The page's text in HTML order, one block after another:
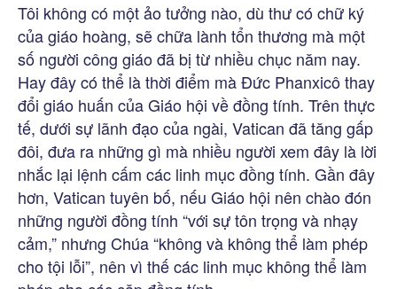
Tôi không có một ảo tưởng nào, dù thư có chữ ký
của giáo hoàng, sẽ chữa lành tổn thương mà một
số người công giáo đã bị từ nhiều chục năm nay.
Hay đây có thể là thời điểm mà Đức Phanxicô thay
đổi giáo huấn của Giáo hội về đồng tính. Trên thực
tế, dưới sự lãnh đạo của ngài, Vatican đã tăng gấp
đôi, đưa ra những gì mà nhiều người xem đây là lời
nhắc lại lệnh cấm các linh mục đồng tính. Gần đây
hơn, Vatican tuyên bố, nếu Giáo hội nên chào đón
những người đồng tính “với sự tôn trọng và nhạy
cảm,” nhưng Chúa “không và không thể làm phép
cho tội lỗi”, nên vì thế các linh mục không thể làm